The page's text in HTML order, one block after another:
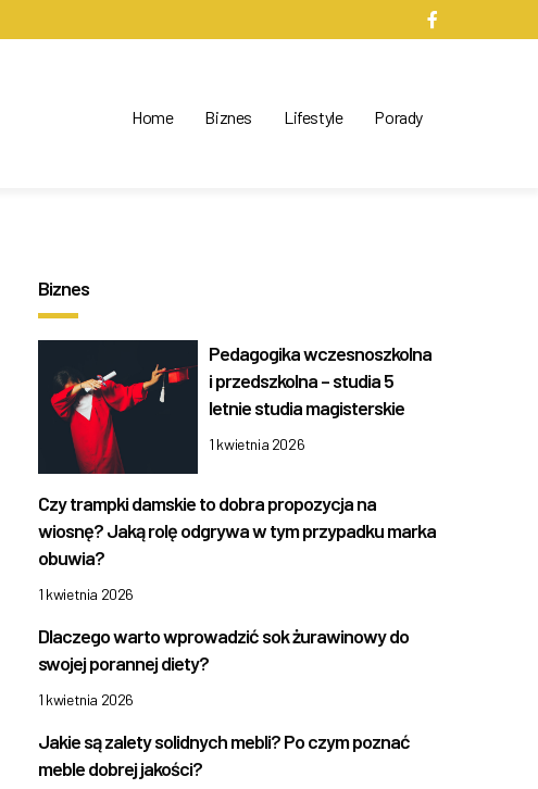
Home Biznes Lifestyle Porady
Biznes
Pedagogika wczesnoszkolna
i przedszkolna – studia 5
letnie studia magisterskie
1 kwietnia 2026
Czy trampki damskie to dobra propozycja na
wiosnę? Jaką rolę odgrywa w tym przypadku marka
obuwia?
1 kwietnia 2026
Dlaczego warto wprowadzić sok żurawinowy do
swojej porannej diety?
1 kwietnia 2026
Jakie są zalety solidnych mebli? Po czym poznać
meble dobrej jakości?